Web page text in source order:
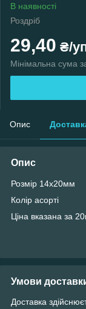
В наявності
Роздріб
29,40 ₴/
Мінімальна сума
Опис
Опис
Розмір 14х20мм
Колір асорті
Ціна вказана за
Умови
Доставка